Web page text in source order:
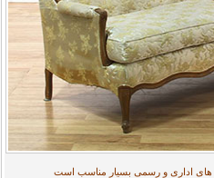
های اداری و رسمی بسیار مناسب است